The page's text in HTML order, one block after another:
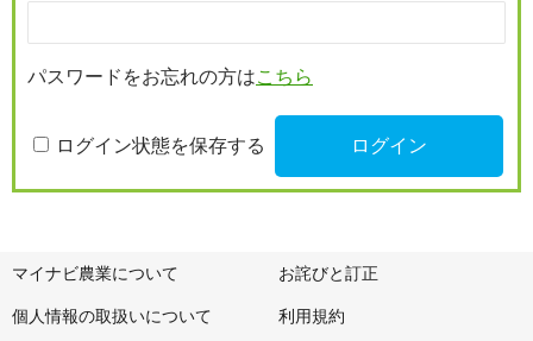
パスワードをお忘れの方はこちら
ログイン状態を保存する
マイナビ農業について お詫びと訂正
個人情報の取扱いについて 利用規約